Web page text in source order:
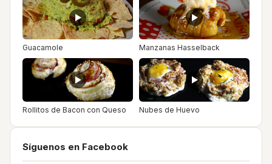
Guacamole Manzanas Hasselback
Rollitos de Bacon con Queso Nubes de Huevo
Síguenos en Facebook